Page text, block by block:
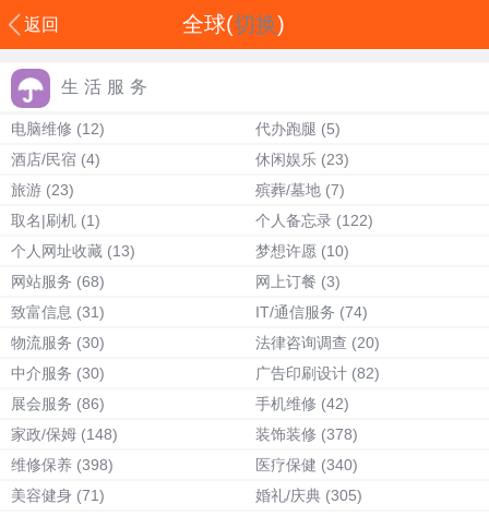
返回 全球(切换)
生活服务
电脑维修 (12) 代办跑腿 (5)
酒店/民宿 (4) 休闲娱乐 (23)
旅游 (23) 殡葬/墓地 (7)
取名|刷机 (1) 个人备忘录 (122)
个人网址收藏 (13) 梦想许愿 (10)
网站服务 (68) 网上订餐 (3)
致富信息 (31) IT/通信服务 (74)
物流服务 (30) 法律咨询调查 (20)
中介服务 (30) 广告印刷设计 (82)
展会服务 (86) 手机维修 (42)
家政/保姆 (148) 装饰装修 (378)
维修保养 (398) 医疗保健 (340)
美容健身 (71) 婚礼/庆典 (305)